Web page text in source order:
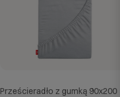
Prześcieradło z gumką 90x200